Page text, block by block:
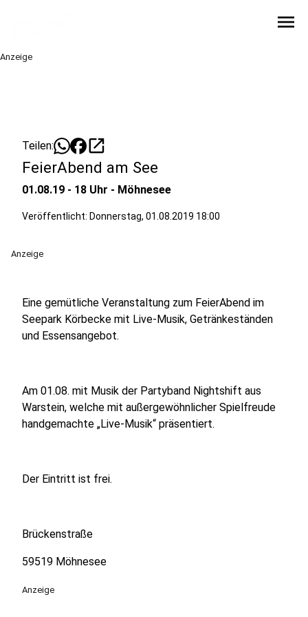
menu
Anzeige
Teilen: open_in_new
FeierAbend am See
01.08.19 - 18 Uhr - Möhnesee
Veröffentlicht: Donnerstag, 01.08.2019 18:00
Anzeige
Eine gemütliche Veranstaltung zum FeierAbend im
Seepark Körbecke mit Live-Musik, Getränkeständen
und Essensangebot.
Am 01.08. mit Musik der Partyband Nightshift aus
Warstein, welche mit außergewöhnlicher Spielfreude
handgemachte „Live-Musik“ präsentiert.
Der Eintritt ist frei.
Brückenstraße
59519 Möhnesee
Anzeige